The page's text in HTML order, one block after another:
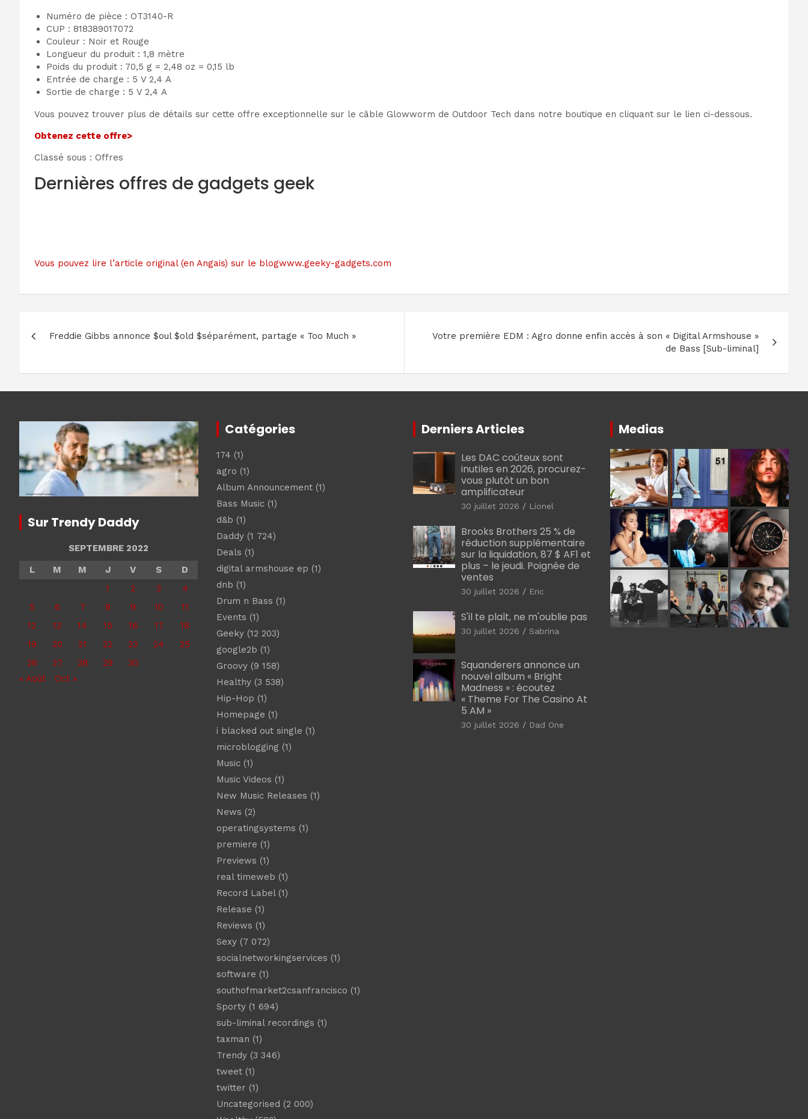
Numéro de pièce : OT3140-R
CUP : 818389017072
Couleur : Noir et Rouge
Longueur du produit : 1,8 mètre
Poids du produit : 70,5 g = 2,48 oz = 0,15 lb
Entrée de charge : 5 V 2,4 A
Sortie de charge : 5 V 2,4 A
Vous pouvez trouver plus de détails sur cette offre exceptionnelle sur le câble Glowworm de Outdoor Tech dans notre boutique en cliquant sur le lien ci-dessous.
Obtenez cette offre>
Classé sous : Offres
Dernières offres de gadgets geek
Vous pouvez lire l’article original (en Angais) sur le blogwww.geeky-gadgets.com
de
l’article
Freddie Gibbs annonce $oul $old $séparément, partage « Too Much »
Votre première EDM : Agro donne enfin accès à son « Digital Armshouse »
de Bass [Sub-liminal]
Sur Trendy Daddy
SEPTEMBRE 2022
L
M M J V S
D
1
2 3
4
5
6 7 8 9 10
11
12
13 14 15 16 17
18
19
20 21 22 23 24
25
26
27 28 29
30
« Août
Oct »
Catégories
174 (1)
agro (1)
Album Announcement(1)
Bass Music(1)
d&b (1)
Daddy(1 724)
Deals (1)
digital armshouse ep (1)
dnb (1)
Drum n Bass (1)
Events (1)
Geeky(12 203)
google2b (1)
Groovy(9 158)
Healthy(3 538)
Hip-Hop (1)
Homepage (1)
i blacked out single (1)
microblogging (1)
Music(1)
Music Videos (1)
New Music Releases (1)
News (2)
operatingsystems (1)
premiere (1)
Previews (1)
real timeweb (1)
Record Label(1)
Release (1)
Reviews (1)
Sexy(7 072)
socialnetworkingservices (1)
software (1)
southofmarket2csanfrancisco (1)
Sporty(1 694)
sub-liminal recordings (1)
taxman (1)
Trendy(3 346)
tweet(1)
twitter (1)
Uncategorised (2 000)
Derniers Articles
Les DAC coûteux sont
inutiles en 2026, procurez-
vous plutôt un bon
amplificateur
30 juillet 2026 Lionel
Brooks Brothers 25 % de
réduction supplémentaire
sur la liquidation, 87 $ AF1 et
plus – le jeudi. Poignée de
ventes
30 juillet 2026 Eric
S'il te plaît, ne m'oublie pas
30 juillet 2026 Sabrina
Squanderers annonce un
nouvel album « Bright
Madness » : écoutez
« Theme For The Casino At
5 AM »
30 juillet 2026 Dad One
Medias